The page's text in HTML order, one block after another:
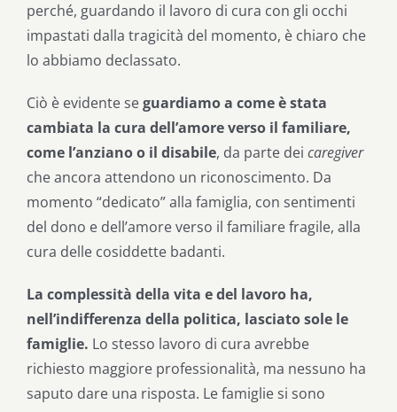
perché, guardando il lavoro di cura con gli occhi
impastati dalla tragicità del momento, è chiaro che
lo abbiamo declassato.
Ciò è evidente seguardiamo a come è stata
cambiata la cura dell’amore verso il familiare,
come l’anziano o il disabile, da parte dei caregiver
che ancora attendono un riconoscimento. Da
momento “dedicato” alla famiglia, con sentimenti
del dono e dell’amore verso il familiare fragile, alla
cura delle cosiddette badanti.
La complessità della vita e del lavoro ha,
nell’indifferenza della politica, lasciato sole le
famiglie. Lo stesso lavoro di cura avrebbe
richiesto maggiore professionalità, ma nessuno ha
saputo dare una risposta. Le famiglie si sono